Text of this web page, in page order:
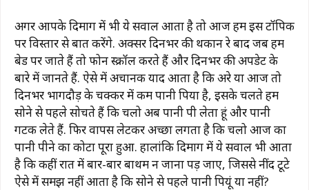
अगर आपके दिमाग में भी ये सवाल आता है तो आज हम इस टॉपिक
पर विस्तार से बात करेंगे. अक्सर दिनभर की थकान रे बाद जब हम
बेड पर जाते हैं तो फोन स्क्रॉल करते हैं और दिनभर की अपडेट के
बारे में जानते हैं. ऐसे में अचानक याद आता है कि अरे या आज तो
दिनभर भागदौड़ के चक्कर में कम पानी पिया है, इसके चलते हम
सोने से पहले सोचते हैं कि चलो अब पानी पी लेता हूं और पानी
गटक लेते हैं. फिर वापस लेटकर अच्छा लगता है कि चलो आज का
पानी पीने का कोटा पूरा हुआ. हालांकि दिमाग में ये सवाल भी आता
है कि कहीं रात में बार-बार बाथरूम न जाना पड़ जाए, जिससे नींद टूटे
ऐसे में समझ नहीं आता है कि सोने से पहले पानी पियूं या नहीं?